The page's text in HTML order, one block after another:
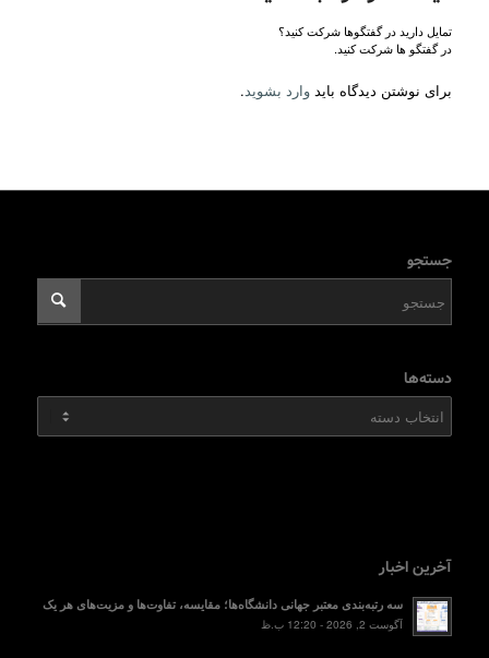
تمایل دارید در گفتگوها شرکت کنید؟
در گفتگو ها شرکت کنید.
برای نوشتن دیدگاه باید وارد بشوید.
جستجو
دسته‌ها
دسته‌ها
آخرین اخبار
سه رتبه‌بندی معتبر جهانی دانشگاه‌ها؛ مقایسه، تفاوت‌ها و مزیت‌های هر یک
آگوست 2, 2026 - 12:20 ب.ظ